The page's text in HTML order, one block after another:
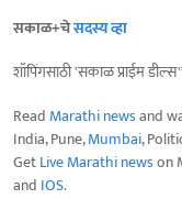
सकाळ+चेसदस्य व्हा
शॉपिंगसाठी 'सकाळ प्राईम
Read Marathi newsand
India, Pune,Mumbai,
GetLive Marathi newson
and IOS.